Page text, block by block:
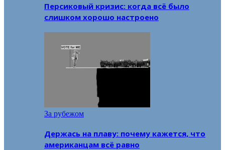
Персиковый кризис: когда всё было
слишком хорошо настроено
За рубежом
Держась на плаву: почему кажется, что
американцам всё равно